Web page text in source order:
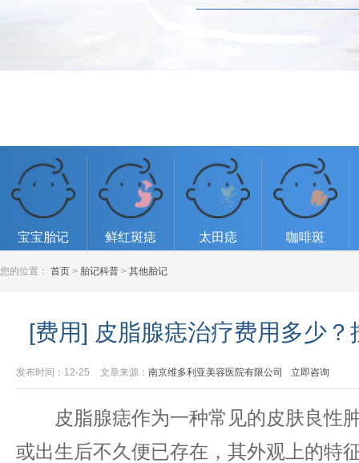
宝宝胎记 鲜红斑痣 太田痣 咖啡斑
您的位置： 首页 > 胎记科普 > 其他胎记
[费用] 皮脂腺痣治疗费用多少
发布时间：12-25 文章来源： 南京维多利亚美容医院有限公司 立即咨询
皮脂腺痣作为一种常见的皮肤良性
或出生后不久便已存在，其外观上的特